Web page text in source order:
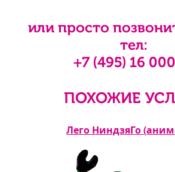
или просто
тел:
+7 (495) 16
ПОХОЖИЕ
Лего НиндзяГо